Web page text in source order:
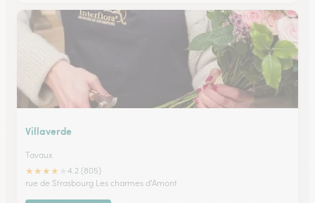
Villaverde
Tavaux
★★★★
4.2 (805)
rue de Strasbourg Les charmes d'Amont